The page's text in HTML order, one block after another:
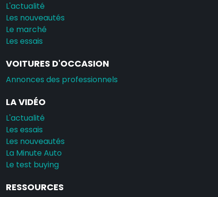
L'actualité
Les nouveautés
Le marché
Les essais
VOITURES D'OCCASION
Annonces des professionnels
LA VIDÉO
L'actualité
Les essais
Les nouveautés
La Minute Auto
Le test buying
RESSOURCES